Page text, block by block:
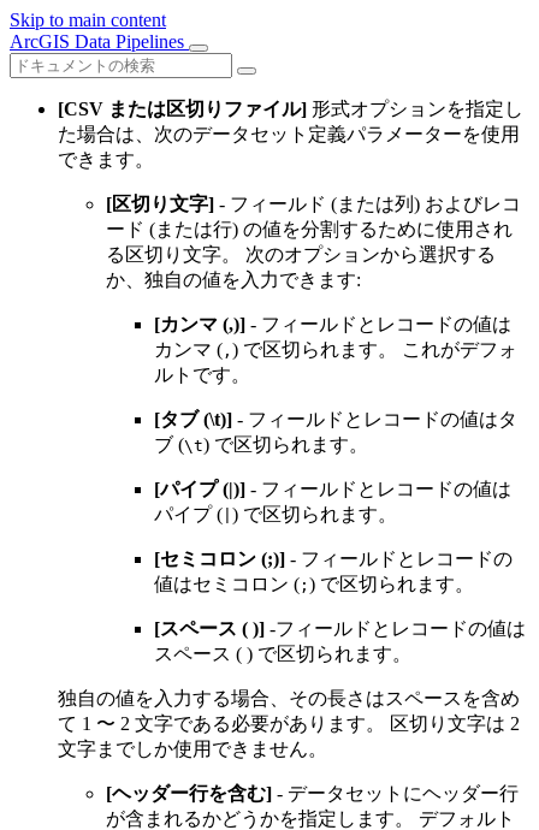
Skip to main content
ArcGIS Data Pipelines
[CSV または区切りファイル] 形式オプションを指定し
た場合は、次のデータセット定義パラメーターを使用
できます。
[区切り文字] - フィールド (または列) およびレコ
ード (または行) の値を分割するために使用され
る区切り文字。 次のオプションから選択する
か、独自の値を入力できます:
[カンマ (,)] - フィールドとレコードの値は
カンマ ( , ) で区切られます。 これがデフォ
ルトです。
[タブ (\t)] - フィールドとレコードの値はタ
ブ (\t) で区切られます。
[パイプ (|)] - フィールドとレコードの値は
パイプ ( ) で区切られます。
[セミコロン (;)] - フィールドとレコードの
値はセミコロン ( ; ) で区切られます。
[スペース ( )] -フィールドとレコードの値は
スペース ( ) で区切られます。
独自の値を入力する場合、その長さはスペースを含め
て 1 〜 2 文字である必要があります。 区切り文字は 2
文字までしか使用できません。
[ヘッダー行を含む] - データセットにヘッダー行
が含まれるかどうかを指定します。 デフォルト